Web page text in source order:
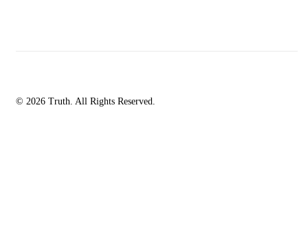
© 2026 Truth. All Rights Reserved.